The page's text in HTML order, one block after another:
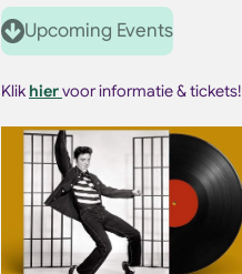
l
a
u
t
g
s
Upcoming Events
Klik hiervoor informatie & tickets!